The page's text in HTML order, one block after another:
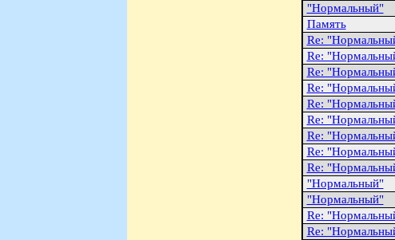
"Hоpмальный"
Память
Re:
Re:
Re:
Re:
Re:
Re:
Re:
Re:
Re:
"Hоpмальный"
"Hоpмальный"
Re:
Re: